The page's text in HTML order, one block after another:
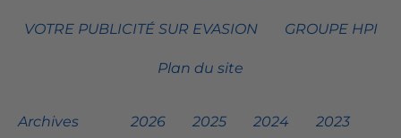
VOTRE PUBLICITÉ SUR EVASION GROUPE HPI
Plan du site
Archives 2026 2025 2024 2023